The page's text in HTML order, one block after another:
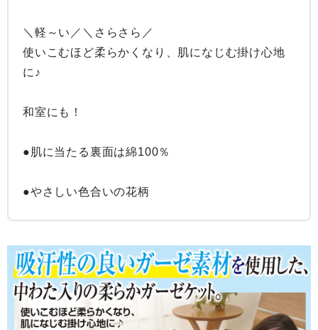
＼軽～い／＼さらさら／
使いこむほど柔らかくなり、肌になじむ掛け心地
に♪
和室にも！
●肌に当たる裏面は綿100％
●やさしい色合いの花柄